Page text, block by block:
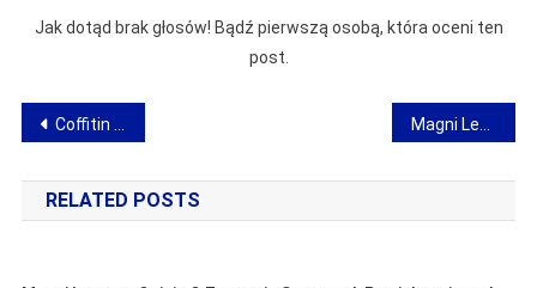
Jak dotąd brak głosów! Bądź pierwszą osobą, która oceni ten
post.
Nawigacja
wpisu
Coffitin – opinie o kawowym preparacie na odchudzanie
RELATED POSTS